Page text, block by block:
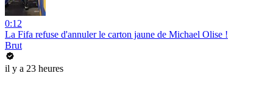
0:12
La Fifa refuse d'annuler le carton jaune de Michael Olise !
Brut
il y a 23 heures